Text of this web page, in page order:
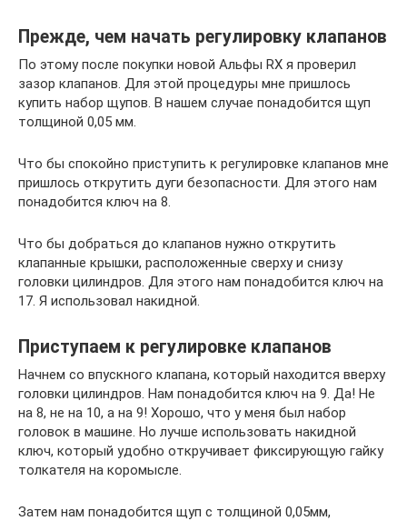
Прежде, чем начать регулировку клапанов
По этому после покупки новой Альфы RX я проверил
зазор клапанов. Для этой процедуры мне пришлось
купить набор щупов. В нашем случае понадобится щуп
толщиной 0,05 мм.
Что бы спокойно приступить к регулировке клапанов мне
пришлось открутить дуги безопасности. Для этого нам
понадобится ключ на 8.
Что бы добраться до клапанов нужно открутить
клапанные крышки, расположенные сверху и снизу
головки цилиндров. Для этого нам понадобится ключ на
17. Я использовал накидной.
Приступаем к регулировке клапанов
Начнем со впускного клапана, который находится вверху
головки цилиндров. Нам понадобится ключ на 9. Да! Не
на 8, не на 10, а на 9! Хорошо, что у меня был набор
головок в машине. Но лучше использовать накидной
ключ, который удобно откручивает фиксирующую гайку
толкателя на коромысле.
Затем нам понадобится щуп с толщиной 0,05мм,